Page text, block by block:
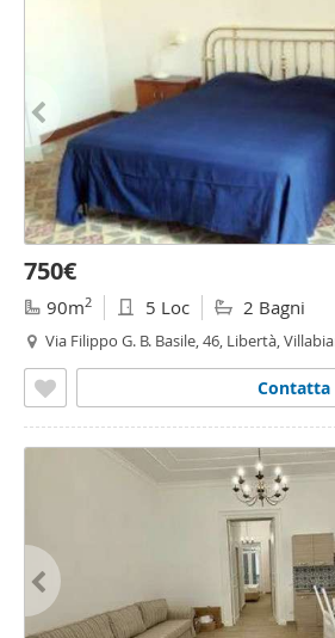
750€
90m2 5 Loc 2 Bagni
Via Filippo G. B. Basile, 46, Libertà,
Contatta